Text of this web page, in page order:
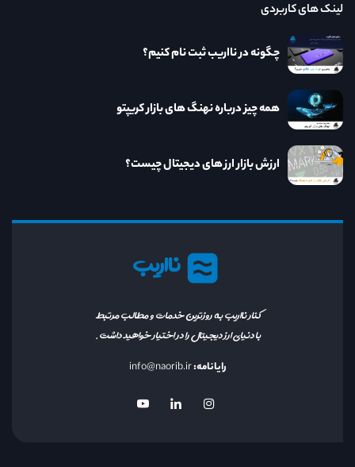
نااریب
کنار نااریب به روزترین خدمات و مطالب مرتبط
با دنیای ارز دیجیتال را در اختیار خواهید داشت.
رایانامه:info@naorib.ir
لینک های کاربردی
چگونه در نااریب ثبت نام کنیم؟
همه چیز درباره نهنگ های بازار کریپتو
ارزش بازار ارز های دیجیتال چیست؟